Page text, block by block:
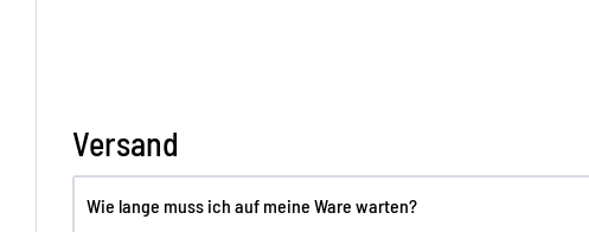
Versand
Wie lange muss ich auf meine Ware warten?